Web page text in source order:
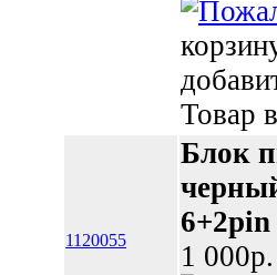
Товар
1120055
Блок
1 000p.